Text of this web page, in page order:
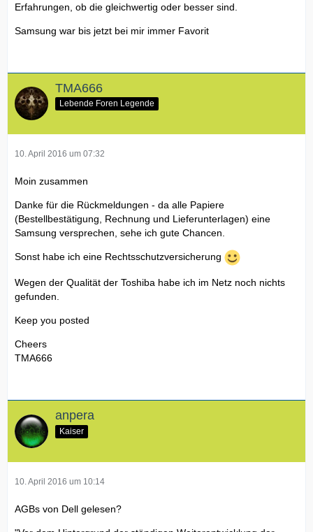
Erfahrungen, ob die gleichwertig oder besser sind.
Samsung war bis jetzt bei mir immer Favorit
TMA666
Lebende Foren Legende
10. April 2016 um 07:32
Moin zusammen
Danke für die Rückmeldungen - da alle Papiere
(Bestellbestätigung, Rechnung und Lieferunterlagen) eine
Samsung versprechen, sehe ich gute Chancen.
Sonst habe ich eine Rechtsschutzversicherung
Wegen der Qualität der Toshiba habe ich im Netz noch nichts
gefunden.
Keep you posted
Cheers
TMA666
anpera
Kaiser
10. April 2016 um 10:14
AGBs von Dell gelesen?